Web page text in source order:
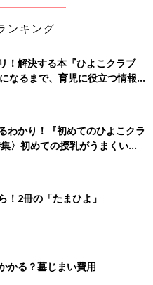
ツ、タイトスカート、ショー
すすめ◎
格子柄のセットアップ
ンキング
！解決する本『ひよこクラブ
るまで、育児に役立つ情報が
わかり！『初めてのひよこクラ
〉初めての授乳がうまくい
の基本と夏のトラブル 解決テ
！2冊の「たまひよ」
かる？墓じまい費用